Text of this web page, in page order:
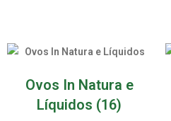
Ovos In Natura e
Líquidos (16)